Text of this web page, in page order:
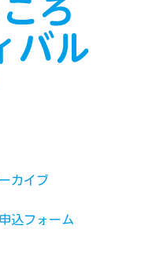
カイブ
込フォーム